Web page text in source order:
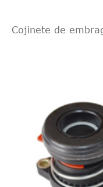
Cojinete de